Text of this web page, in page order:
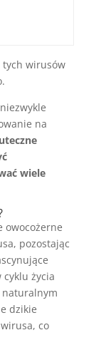
wirusów
na
wiele
owocożerne
pozostając
życia
naturalnym
dzikie
co